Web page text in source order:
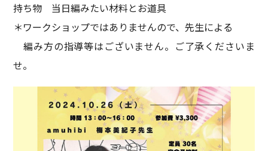
持ち物 当日編みたい材料とお道具
＊ワークショップではありませんので、先生による
編み方の指導等はございません。ご了承くださいま
せ。